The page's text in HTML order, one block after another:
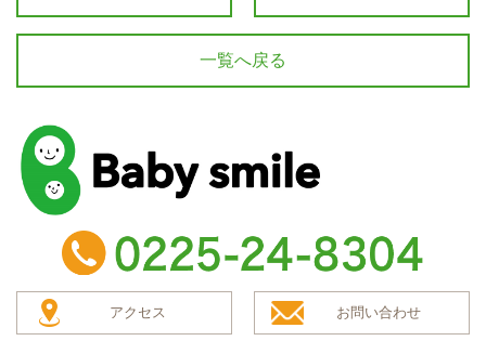
一覧へ戻る
baby smile
TEL：0225-24-8304
アクセス お問い合わせ